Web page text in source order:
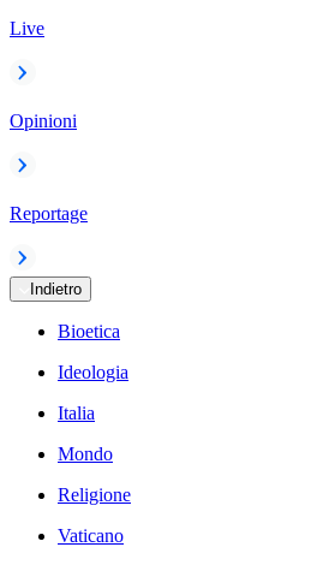
Live
Opinioni
Reportage
Indietro
Bioetica
Ideologia
Italia
Mondo
Religione
Vaticano